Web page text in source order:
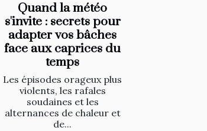
Quand la météo
s'invite : secrets pour
adapter vos bâches
face aux caprices du
temps
Les épisodes orageux plus
violents, les rafales
soudaines et les
alternances de chaleur et
de...